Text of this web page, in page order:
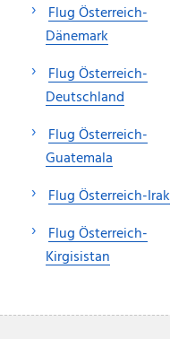
Flug Österreich-
Dänemark
Flug Österreich-
Deutschland
Flug Österreich-
Guatemala
Flug Österreich-Irak
Flug Österreich-
Kirgisistan